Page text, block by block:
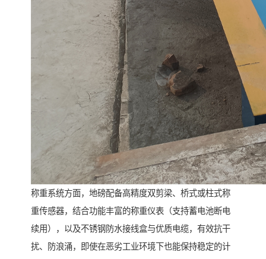
称重系统方面，地磅配备高精度双剪梁、桥式或柱式称
重传感器，结合功能丰富的称重仪表（支持蓄电池断电
续用），以及不锈钢防水接线盒与优质电缆，有效抗干
扰、防浪涌，即使在恶劣工业环境下也能保持稳定的计